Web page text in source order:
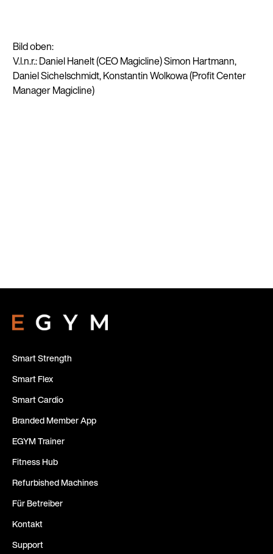
Bild oben:
V.l.n.r.: Daniel Hanelt (CEO Magicline) Simon Hartmann,
Daniel Sichelschmidt, Konstantin Wolkowa (Profit Center
Manager Magicline)
Smart Strength
Smart Flex
Smart Cardio
Branded Member App
EGYM Trainer
Fitness Hub
Refurbished Machines
Für Betreiber
Kontakt
Support